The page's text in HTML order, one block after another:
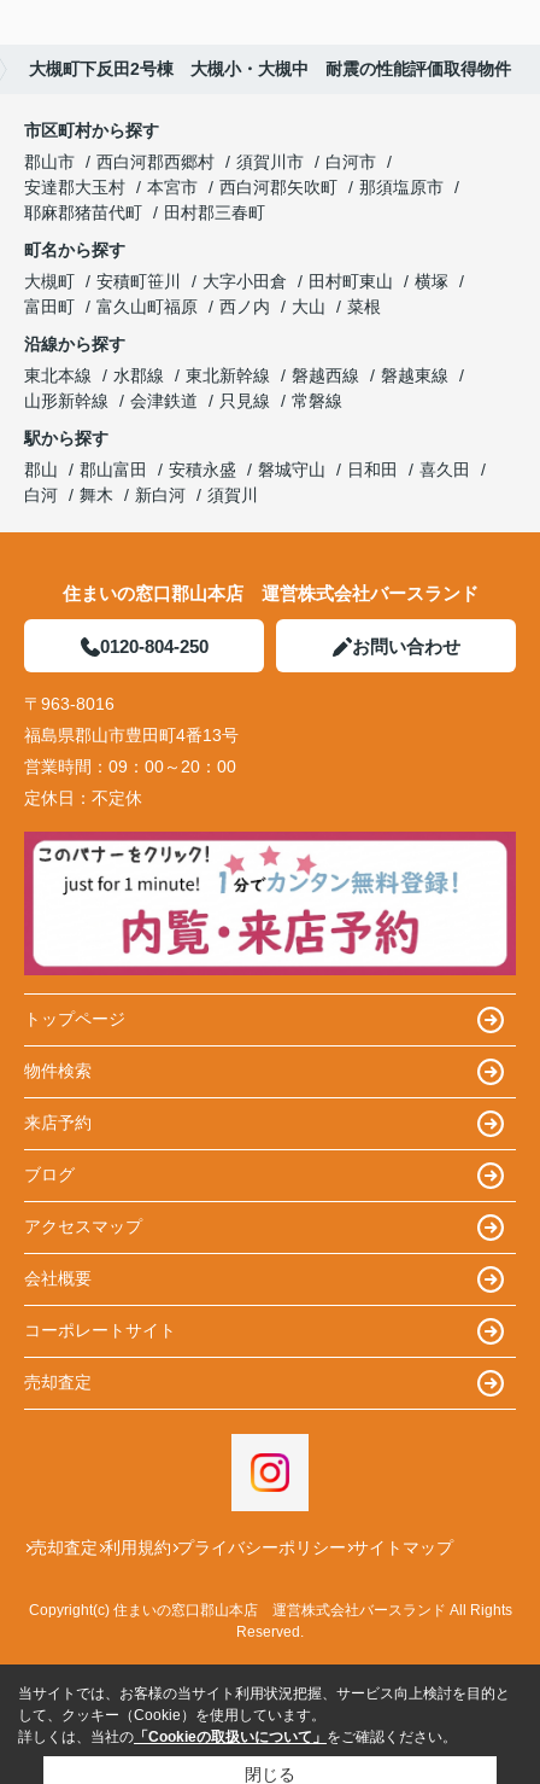
大槻町下反田2号棟 大槻小・大槻中 耐震の性能評価取得物件
市区町村から探す
郡山市
西白河郡西郷村 須賀川市
白河市
安達郡大玉村
本宮市 西白河郡矢吹町
那須塩原市
耶麻郡猪苗代町
田村郡三春町
町名から探す
大槻町
安積町笹川 大字小田倉 田村町東山
横塚
富田町
富久山町福原 西ノ内 大山
菜根
沿線から探す
東北本線
水郡線 東北新幹線 磐越西線
磐越東線
山形新幹線
会津鉄道 只見線
常磐線
駅から探す
郡山
郡山富田 安積永盛 磐城守山 日和田
喜久田
白河
舞木 新白河 須賀川
住まいの窓口郡山本店 運営株式会社バースランド
0120-804-250 お問い合わせ
〒963-8016
福島県郡山市豊田町4番13号
営業時間： 09：00～20：00
定休日： 不定休
トップページ
物件検索
来店予約
ブログ
アクセスマップ
会社概要
コーポレートサイト
売却査定
売却査定 利用規約 プライバシーポリシー サイトマップ
Copyright(c) 住まいの窓口郡山本店 運営株式会社バースランド All Rights
Reserved.
当サイトでは、お客様の当サイト利用状況把握、サービス向上検討を目的と
して、クッキー（Cookie）を使用しています。
詳しくは、当社の 「Cookieの取扱いについて」 をご確認ください。
閉じる